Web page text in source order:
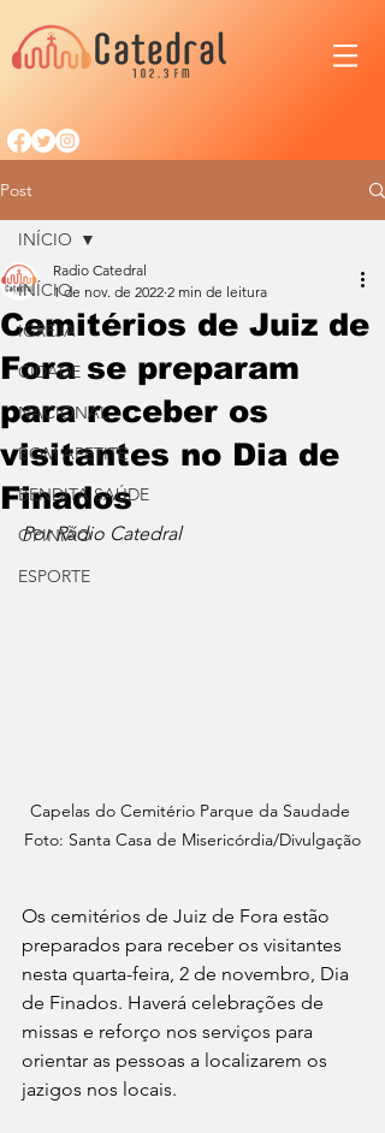
Post
INÍCIO
IGREJA
CIDADE
NACIONAL
BOM APETITE
BENDITA SAÚDE
OPINIÃO
ESPORTE
INÍCIO
Cemitérios de Juiz de
Fora se preparam
para receber os
visitantes no Dia de
Finados
Radio Catedral
1 de nov. de 2022 2 min de leitura
Por Rádio Catedral
Capelas do Cemitério Parque da Saudade
Foto: Santa Casa de Misericórdia/Divulgação
Os cemitérios de Juiz de Fora estão
preparados para receber os visitantes
nesta quarta-feira, 2 de novembro, Dia
de Finados. Haverá celebrações de
missas e reforço nos serviços para
orientar as pessoas a localizarem os
jazigos nos locais.